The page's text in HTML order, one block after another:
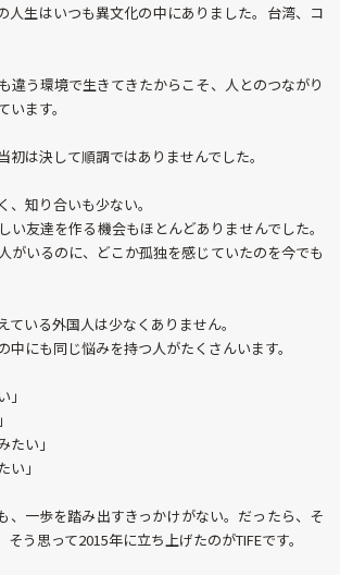
人生はいつも異文化の中にありました。台湾、コ
違う環境で生きてきたからこそ、人とのつながり
ます。
初は決して順調ではありませんでした。
、知り合いも少ない。
い友達を作る機会もほとんどありませんでした。
がいるのに、どこか孤独を感じていたのを今でも
ている外国人は少なくありません。
中にも同じ悩みを持つ人がたくさんいます。
」
たい」
い」
、一歩を踏み出すきっかけがない。だったら、そ
う思って2015年に立ち上げたのがTIFEです。